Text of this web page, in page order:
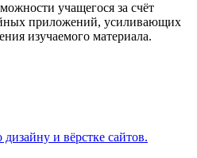
учащегося за счёт
приложений, усиливающих
изучаемого материала.